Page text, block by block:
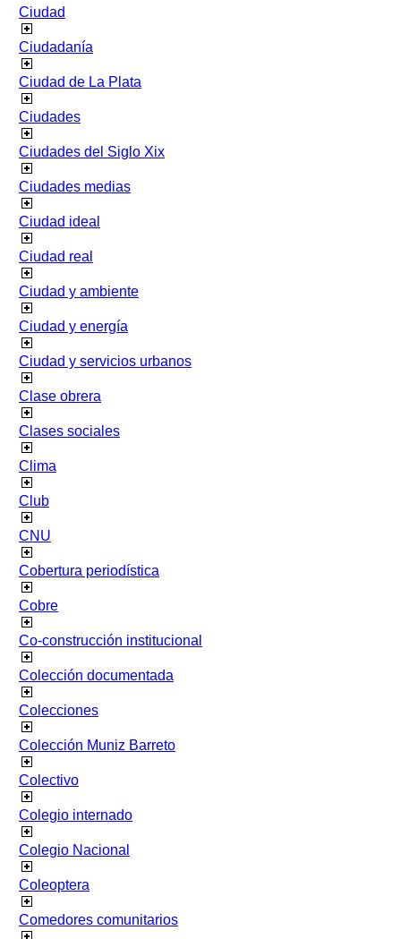
Ciudad
Ciudadanía
Ciudad de La Plata
Ciudades
Ciudades del Siglo Xix
Ciudades medias
Ciudad ideal
Ciudad real
Ciudad y ambiente
Ciudad y energía
Ciudad y servicios urbanos
Clase obrera
Clases sociales
Clima
Club
CNU
Cobertura periodística
Cobre
Co-construcción institucional
Colección documentada
Colecciones
Colección Muniz Barreto
Colectivo
Colegio internado
Colegio Nacional
Coleoptera
Comedores comunitarios